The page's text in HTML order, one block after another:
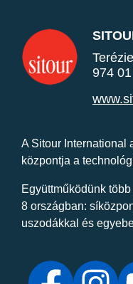
974
A Sitour International
központja a
Együttműködünk
8 országban:
uszodákkal és